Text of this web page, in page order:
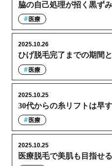
脇の自己処理が招く黒ず
医療
ひげ脱毛完了までの期間
2025.10.26
医療
30代からの糸リフトは早
2025.10.25
医療
医療脱毛で美肌も目指せ
2025.10.25